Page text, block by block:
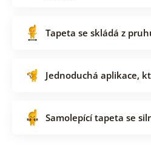
Tapeta se skládá z
Jednoduchá aplikace,
Samolepící tapeta se